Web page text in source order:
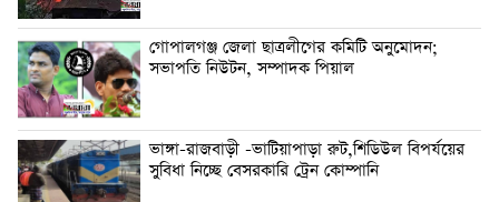
গোপালগঞ্জ জেলা ছাত্রলীগের কমিটি অনুমোদন;
সভাপতি নিউটন, সম্পাদক পিয়াল
ভাঙ্গা-রাজবাড়ী -ভাটিয়াপাড়া রুট,শিডিউল বিপর্যয়ের
সুবিধা নিচ্ছে বেসরকারি ট্রেন কোম্পানি